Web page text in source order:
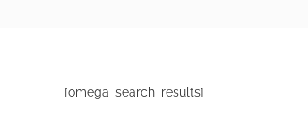
[omega_search_results]